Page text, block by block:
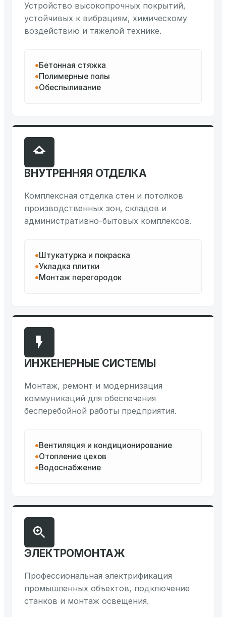
Устройство высокопрочных покрытий,
устойчивых к вибрациям, химическому
воздействию и тяжелой технике.
Бетонная стяжка
Полимерные полы
Обеспыливание
ВНУТРЕННЯЯ ОТДЕЛКА
Комплексная отделка стен и потолков
производственных зон, складов и
административно-бытовых комплексов.
Штукатурка и покраска
Укладка плитки
Монтаж перегородок
ИНЖЕНЕРНЫЕ СИСТЕМЫ
Монтаж, ремонт и модернизация
коммуникаций для обеспечения
бесперебойной работы предприятия.
Вентиляция и кондиционирование
Отопление цехов
Водоснабжение
ЭЛЕКТРОМОНТАЖ
Профессиональная электрификация
промышленных объектов, подключение
станков и монтаж освещения.